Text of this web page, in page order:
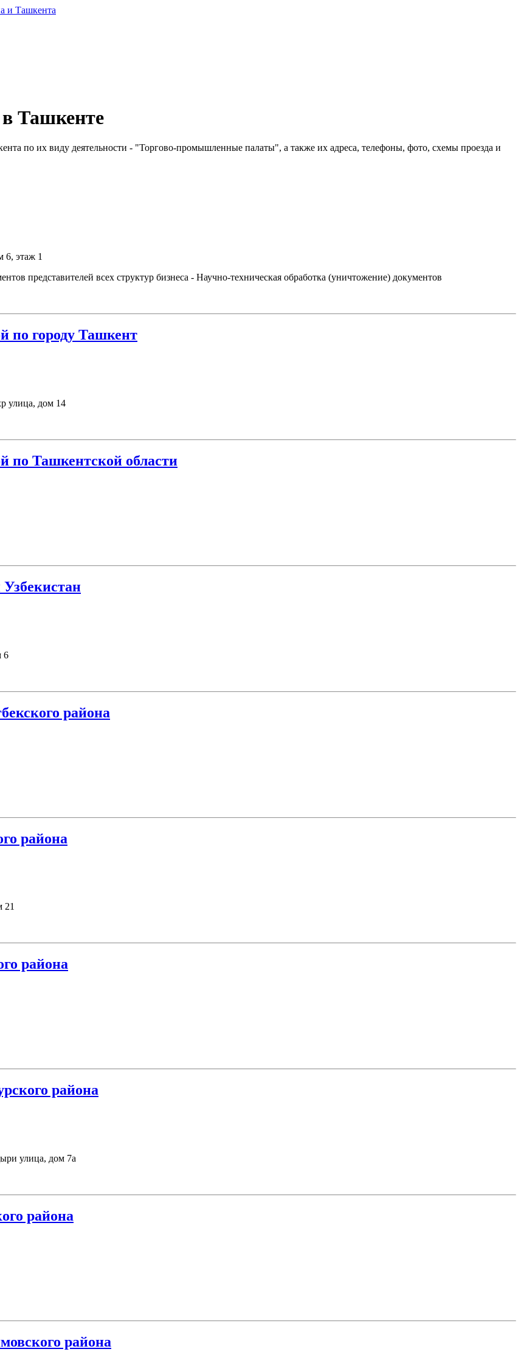
Ташкенте
по их виду деятельности - "Торгово-промышленные палаты", а также их адреса, телефоны, фото, схемы проезда и
6, этаж 1
представителей всех структур бизнеса - Научно-техническая обработка (уничтожение) документов
по городу Ташкент
улица, дом 14
по Ташкентской области
6
района
района
21
района
района
улица, дом 7а
района
района